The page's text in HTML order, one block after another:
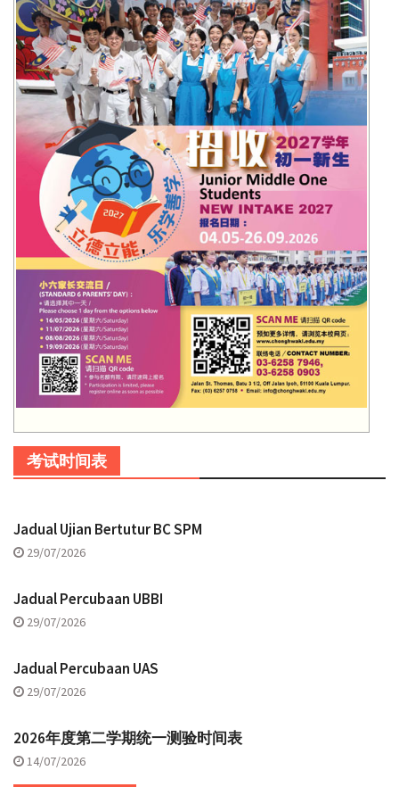
考试时间表
Jadual Ujian Bertutur BC SPM
29/07/2026
Jadual Percubaan UBBI
29/07/2026
Jadual Percubaan UAS
29/07/2026
2026年度第二学期统一测验时间表
14/07/2026